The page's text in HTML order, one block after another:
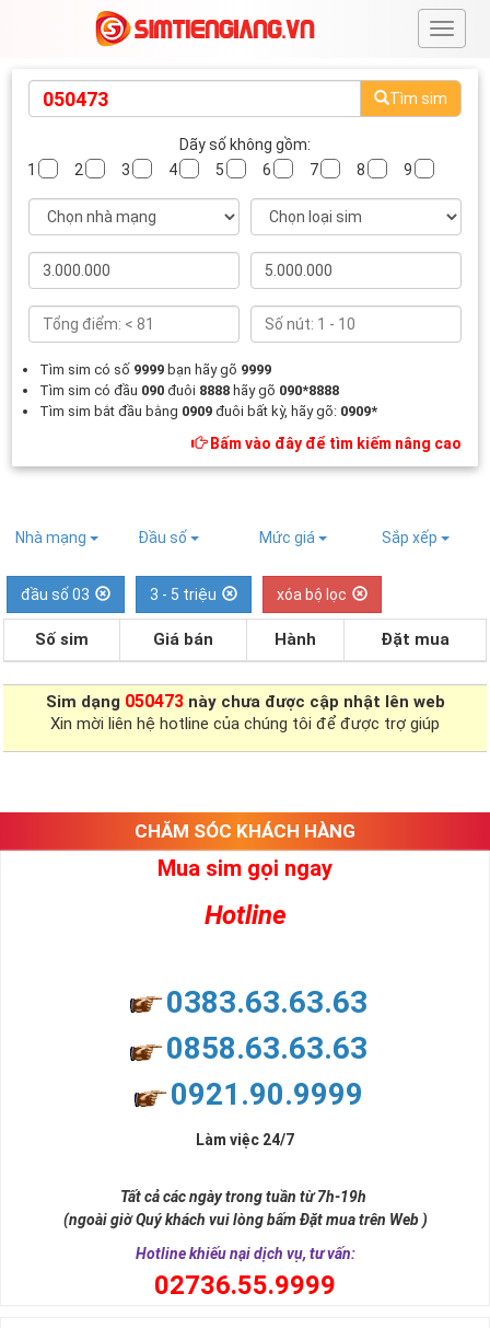
#
Tìm sim
Dãy số không gồm:
1
2 3 4 5 6 7 8 9
Tìm sim có số 9999 bạn hãy gõ 9999
Tìm sim có đầu 090 đuôi 8888 hãy gõ 090*8888
Tìm sim bắt đầu bằng 0909 đuôi bất kỳ, hãy gõ: 0909*
Bấm vào đây để tìm kiếm nâng cao
Nhà mạng Đầu số Mức giá Sắp xếp
đầu số 03 3 - 5 triệu xóa bộ lọc
Số sim Giá bán Hành Đặt mua
Sim dạng 050473 này chưa được cập nhật lên web
Xin mời liên hệ hotline của chúng tôi để được trợ giúp
CHĂM SÓC KHÁCH HÀNG
Mua sim gọi ngay
Hotline
0383.63.63.63
0858.63.63.63
0921.90.9999
Làm việc 24/7
Tất cả các ngày trong tuần từ 7h-19h
(ngoài giờ Quý khách vui lòng bấm Đặt mua trên Web )
Hotline khiếu nại dịch vụ, tư vấn:
02736.55.9999